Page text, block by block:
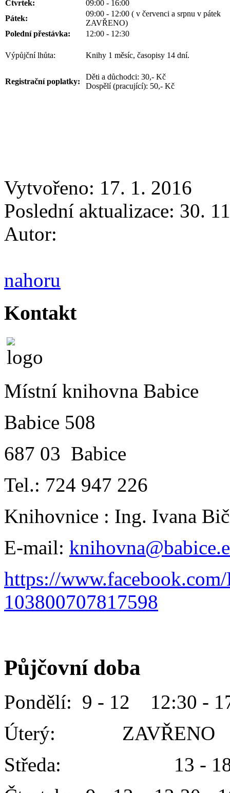
Čtvrtek:
09:00 - 16:00
Pátek:
09:00 - 12:00 ( v červenci a srpnu v pátek
ZAVŘENO)
Polední přestávka:
12:00 - 12:30
Výpůjční lhůta: Knihy 1 měsíc, časopisy 14 dní.
Registrační poplatky:
Děti a důchodci: 30,- Kč
Dospělí (pracující): 50,- Kč
Vytvořeno: 17. 1. 2016
Poslední aktualizace: 30.
Autor:
nahoru
Kontakt
Místní knihovna Babice
Babice 508
687 03 Babice
Tel.: 724 947 226
Knihovnice : Ing. Ivana
E-mail:
https://
103800707817598
Půjčovní doba
Pondělí: 9 - 12 12:30 -
Úterý: ZAVŘENO
Středa: 13 -